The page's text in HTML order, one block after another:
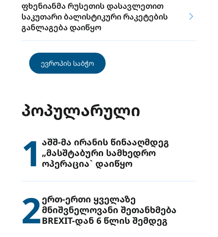
ფხენიანმა რუსეთის დასავლეთით
საკუთარი ბალისტიკური რაკეტების
განლაგება დაიწყო
ევროპის საბჭო
ᲞᲝᲞᲣᲚᲐᲠᲣᲚᲘ
1 აშშ-მა ირანის წინააღმდეგ
„მასშტაბური სამხედრო
ოპერაცია` დაიწყო
2ერთ-ერთი ყველაზე
მნიშვნელოვანი შეთანხმება
BREXIT-დან 6 წლის შემდეგ